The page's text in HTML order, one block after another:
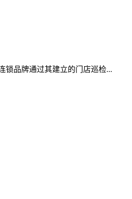
锁品牌通过其建立的门店巡检...